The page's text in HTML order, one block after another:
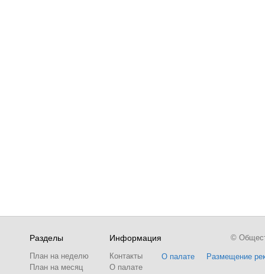
Разделы
План на неделю
План на месяц
Информация
Контакты
О палате
О палате Размещение
©